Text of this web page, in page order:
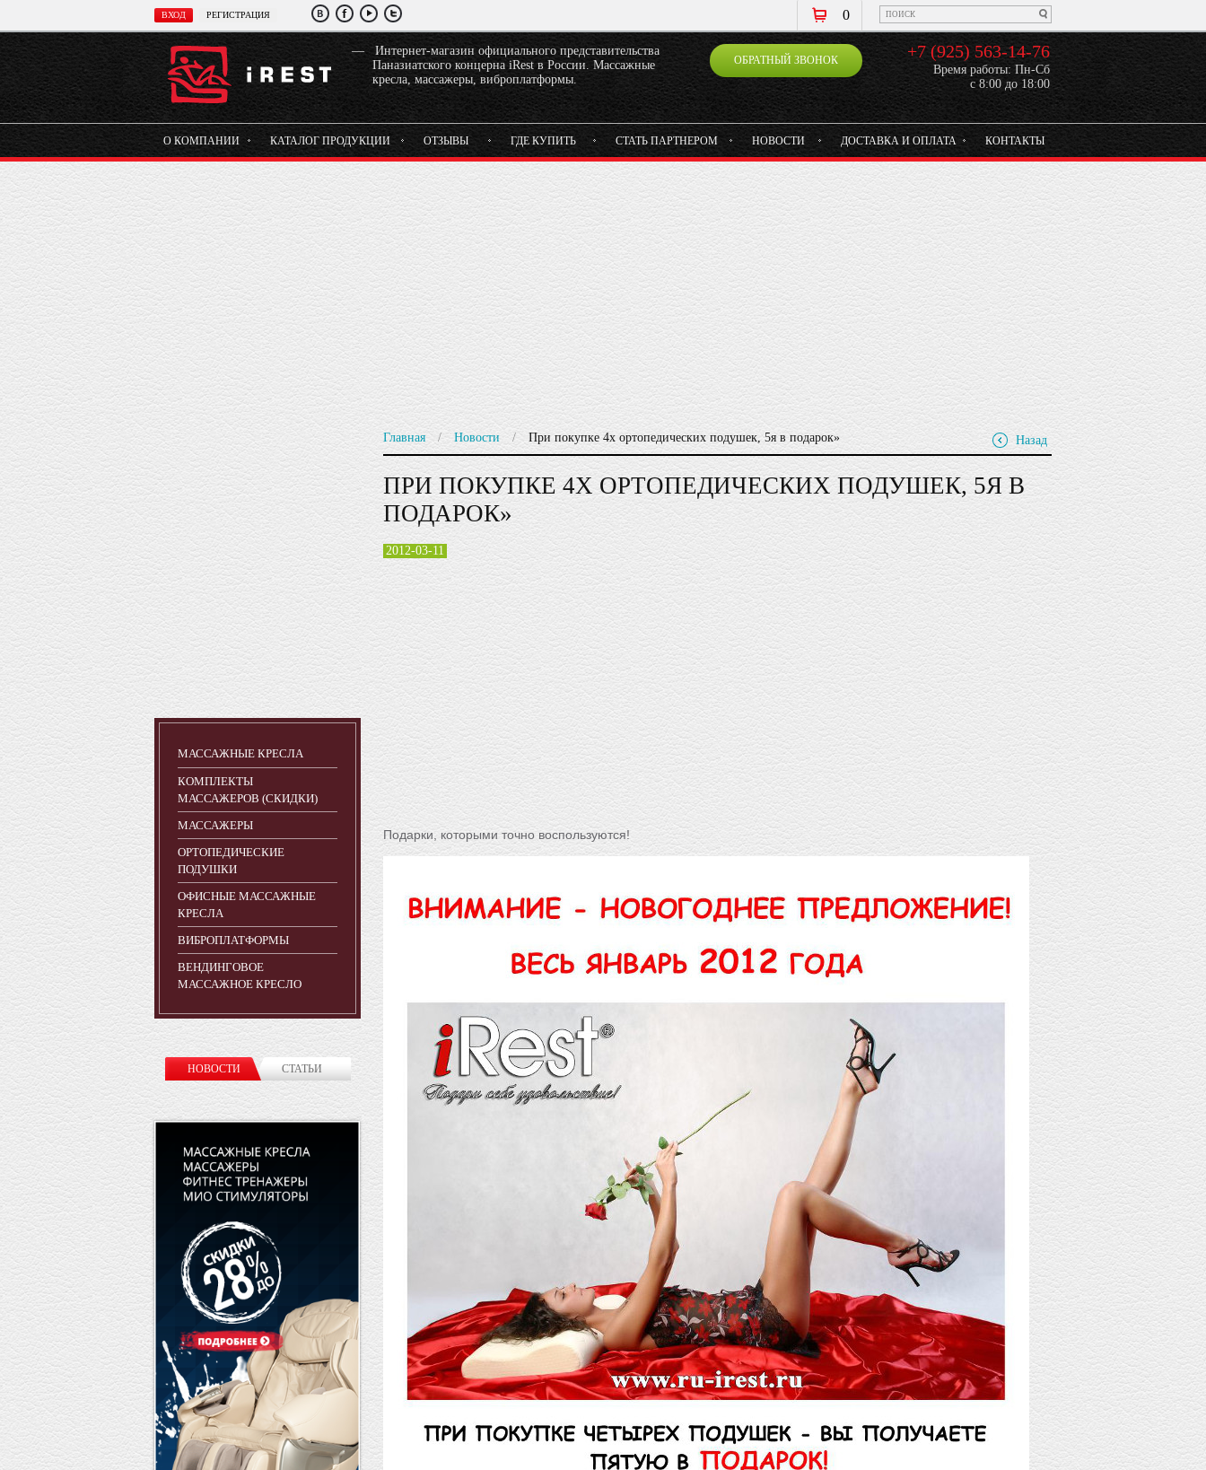
0
Интернет-магазин официального представительства
Паназиатского концерна iRest в России. Массажные
кресла, массажеры, виброплатформы.
ОБРАТНЫЙ ЗВОНОК +7 (925) 563-14-76
Время работы: Пн-Сб
с 8:00 до 18:00
О КОМПАНИИ КАТАЛОГ ПРОДУКЦИИ ОТЗЫВЫ ГДЕ КУПИТЬ СТАТЬ ПАРТНЕРОМ НОВОСТИ ДОСТАВКА И ОПЛАТА КОНТАКТЫ
МАССАЖНЫЕ КРЕСЛА
КОМПЛЕКТЫ
МАССАЖЕРОВ (СКИДКИ)
МАССАЖЕРЫ
ОРТОПЕДИЧЕСКИЕ
ПОДУШКИ
ОФИСНЫЕ МАССАЖНЫЕ
КРЕСЛА
ВИБРОПЛАТФОРМЫ
ВЕНДИНГОВОЕ
МАССАЖНОЕ КРЕСЛО
НОВОСТИ СТАТЬИ
Главная / Новости / При покупке 4х ортопедических подушек, 5я в подарок» Назад
ПРИ ПОКУПКЕ 4Х ОРТОПЕДИЧЕСКИХ ПОДУШЕК, 5Я В
ПОДАРОК»
2012-03-11
Подарки, которыми точно воспользуются!